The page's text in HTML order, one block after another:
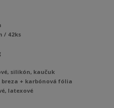
/ 42ks
silikón, kaučuk
breza + karbónová fólia
latexové